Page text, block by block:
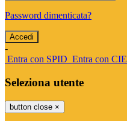
Password dimenticata?
-
Entra con SPID Entra con CIE
Seleziona utente
button close ×